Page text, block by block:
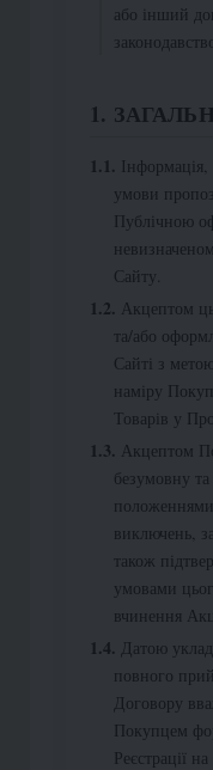
або інший
1.
умови
Публічною
Сайту.
Акцептом
та/або
Сайті з
наміру
Товарів у
Акцептом
безумовну та
виключень,
також
умовами
вчинення
Датою
повного
Договору
Покупцем
Реєстрації